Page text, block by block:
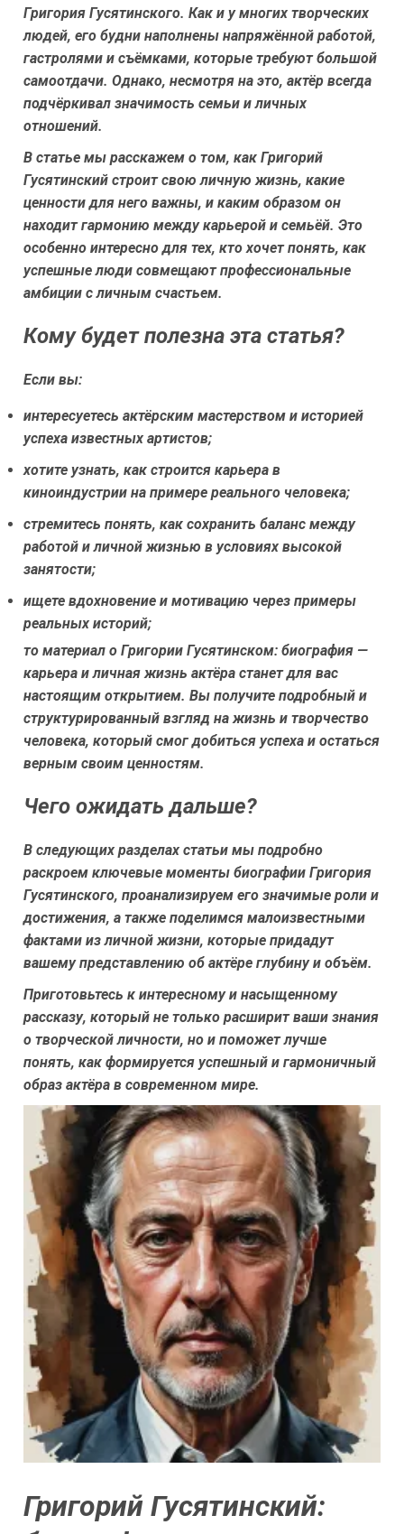
Григория Гусятинского. Как и у многих творческих
людей, его будни наполнены напряжённой работой,
гастролями и съёмками, которые требуют большой
самоотдачи. Однако, несмотря на это, актёр всегда
подчёркивал значимость семьи и личных
отношений.
В статье мы расскажем о том, как Григорий
Гусятинский строит свою личную жизнь, какие
ценности для него важны, и каким образом он
находит гармонию между карьерой и семьёй. Это
особенно интересно для тех, кто хочет понять, как
успешные люди совмещают профессиональные
амбиции с личным счастьем.
Кому будет полезна эта статья?
Если вы:
интересуетесь актёрским мастерством и историей
успеха известных артистов;
хотите узнать, как строится карьера в
киноиндустрии на примере реального человека;
стремитесь понять, как сохранить баланс между
работой и личной жизнью в условиях высокой
занятости;
ищете вдохновение и мотивацию через примеры
реальных историй;
то материал о Григории Гусятинском: биография —
карьера и личная жизнь актёра станет для вас
настоящим открытием. Вы получите подробный и
структурированный взгляд на жизнь и творчество
человека, который смог добиться успеха и остаться
верным своим ценностям.
Чего ожидать дальше?
В следующих разделах статьи мы подробно
раскроем ключевые моменты биографии Григория
Гусятинского, проанализируем его значимые роли и
достижения, а также поделимся малоизвестными
фактами из личной жизни, которые придадут
вашему представлению об актёре глубину и объём.
Приготовьтесь к интересному и насыщенному
рассказу, который не только расширит ваши знания
о творческой личности, но и поможет лучше
понять, как формируется успешный и гармоничный
образ актёра в современном мире.
Григорий Гусятинский: